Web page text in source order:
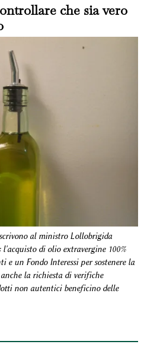
che sia vero
al ministro Lollobrigida
di olio extravergine 100%
un Fondo Interessi per sostenere la
la richiesta di verifiche
non autentici beneficino delle